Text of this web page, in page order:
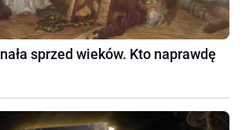
sprzed wieków. Kto naprawdę